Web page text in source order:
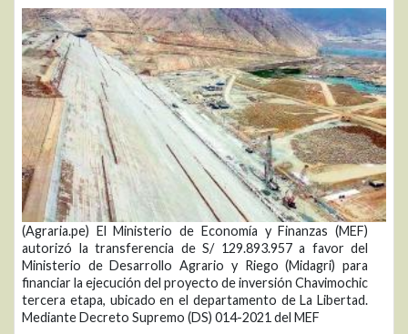
(Agraria.pe) El Ministerio de Economía y Finanzas (MEF)
autorizó la transferencia de S/ 129.893.957 a favor del
Ministerio de Desarrollo Agrario y Riego (Midagri) para
financiar la ejecución del proyecto de inversión Chavimochic
tercera etapa, ubicado en el departamento de La Libertad.
Mediante Decreto Supremo (DS) 014-2021 del MEF